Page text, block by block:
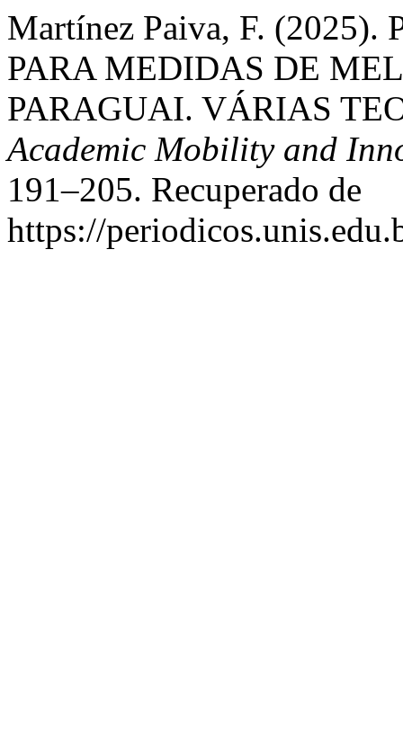
Martínez Paiva, F.
PARA MEDIDAS DE
PARAGUAI. VÁRIAS
Academic Mobility and
191–205. Recuperado de
https://